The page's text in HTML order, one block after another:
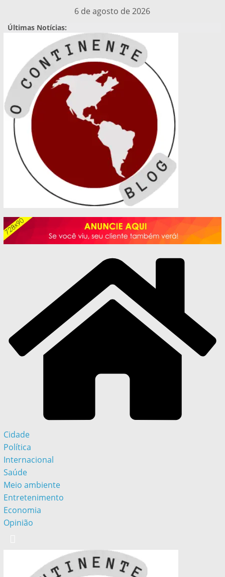
para
6 de agosto de 2026
Últimas Notícias:
Cidade
Política
Internacional
Saúde
Meio ambiente
Entretenimento
Economia
Opinião